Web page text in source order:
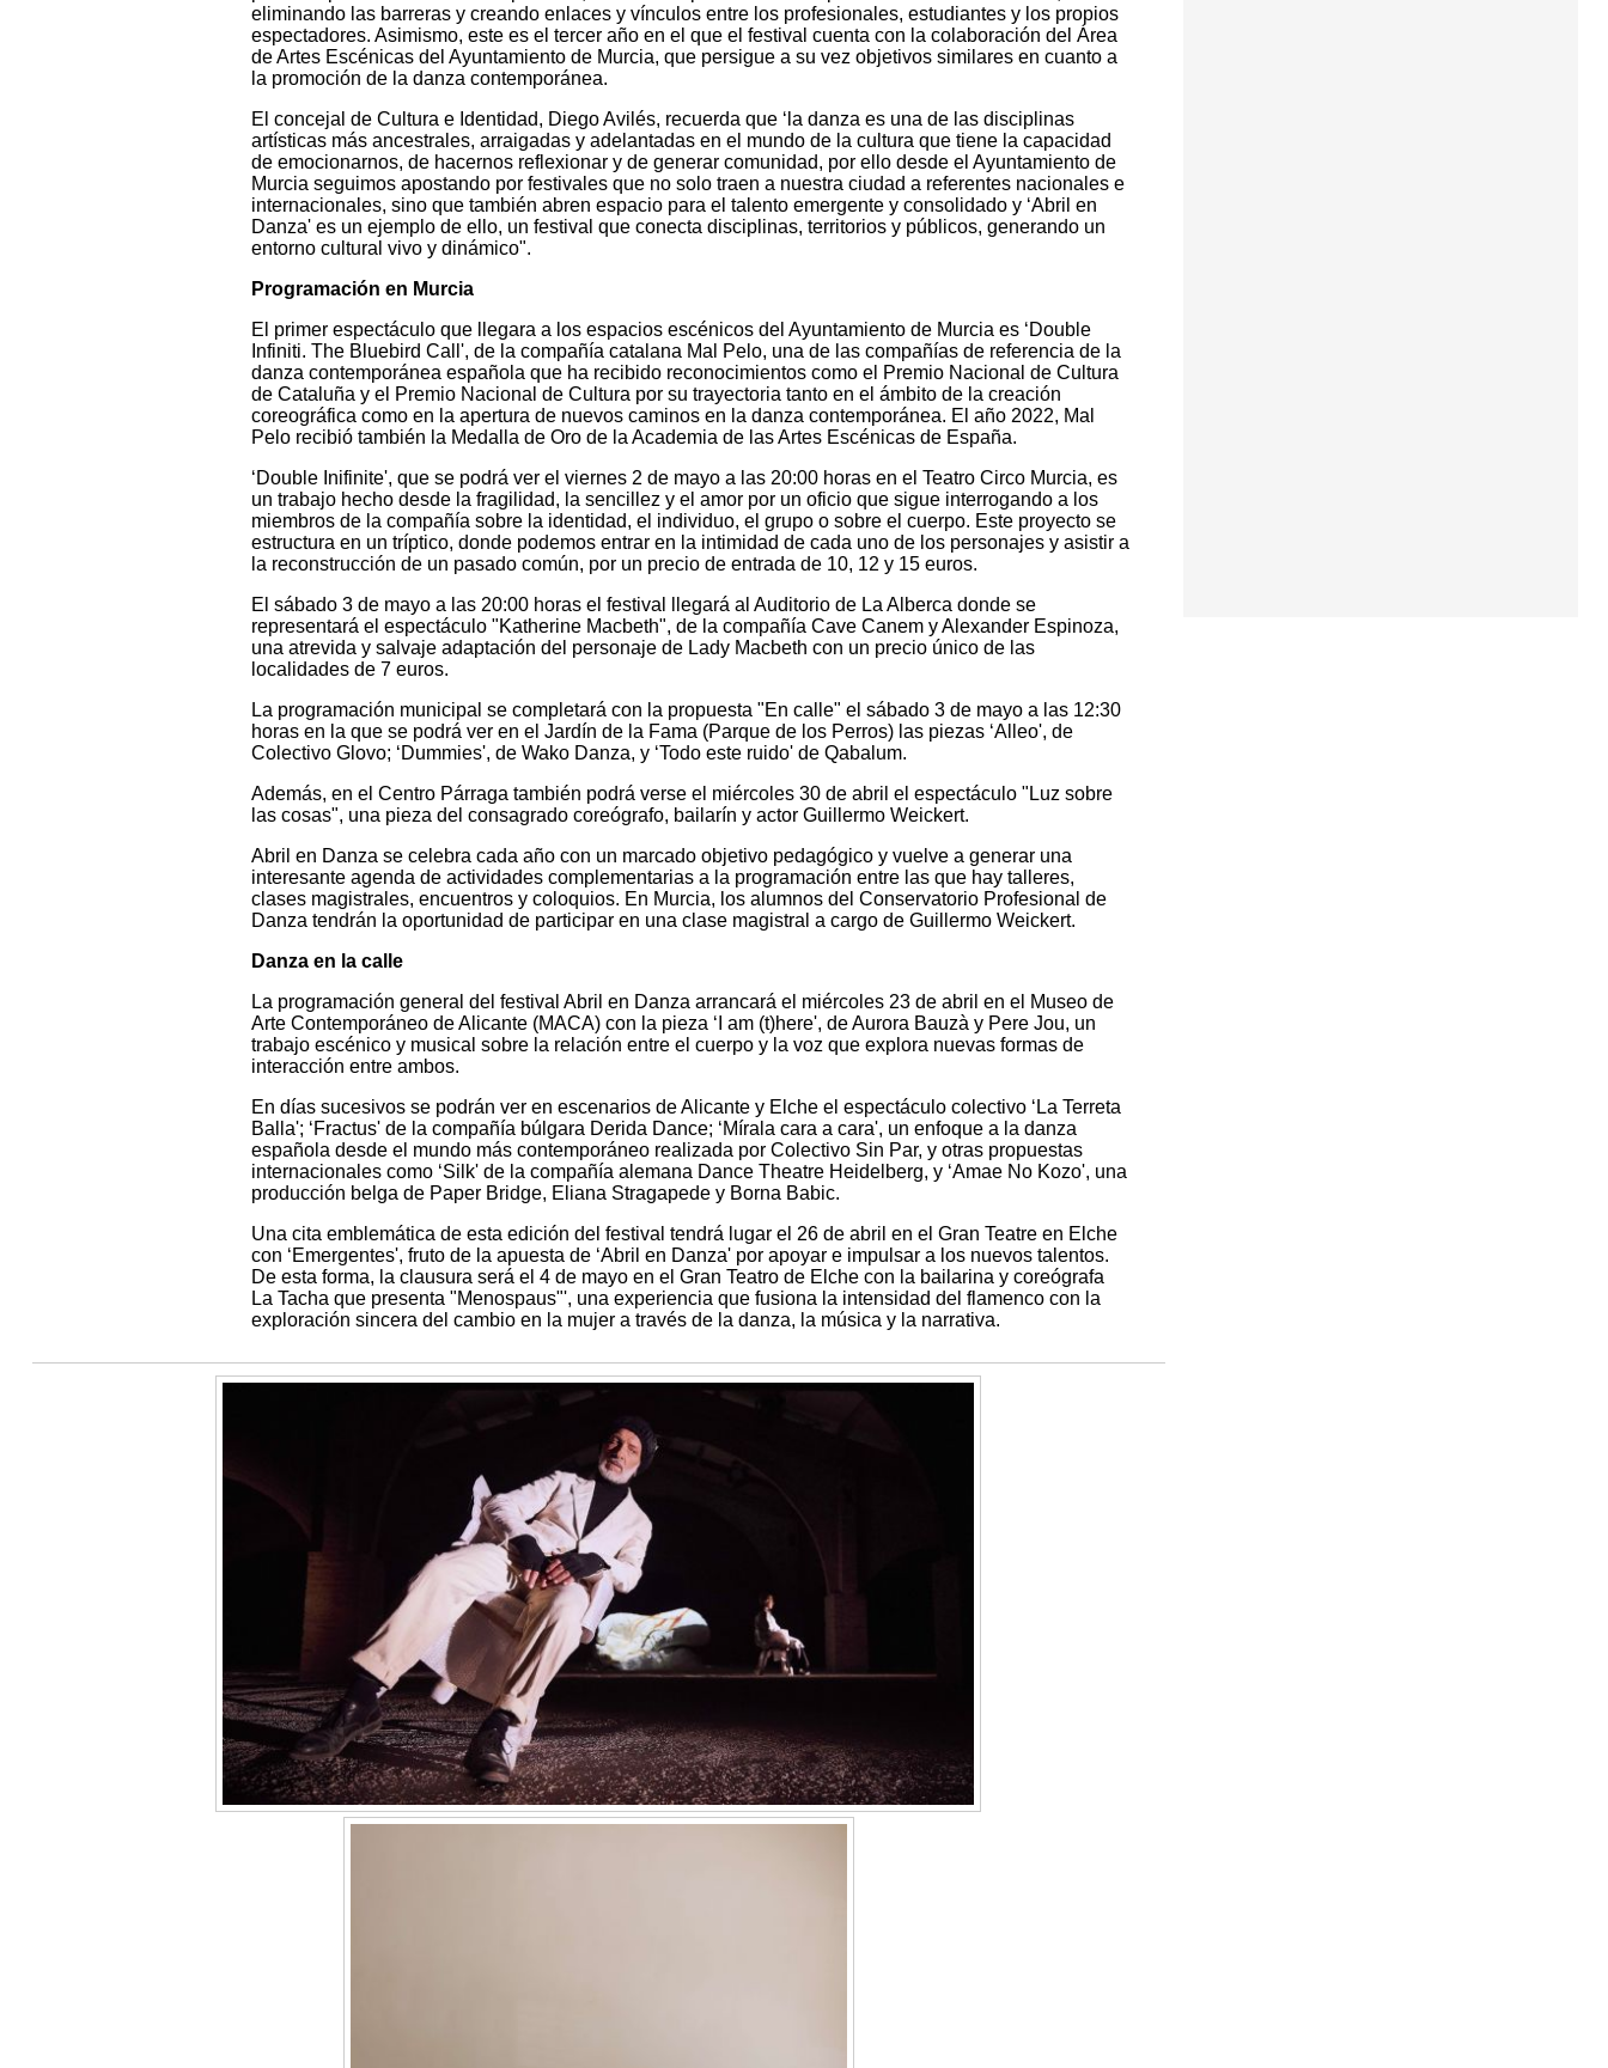
eliminando las barreras y creando enlaces y vínculos entre los profesionales, estudiantes y los propios
espectadores. Asimismo, este es el tercer año en el que el festival cuenta con la colaboración del Área
de Artes Escénicas del Ayuntamiento de Murcia, que persigue a su vez objetivos similares en cuanto a
la promoción de la danza contemporánea.
El concejal de Cultura e Identidad, Diego Avilés, recuerda que ‘la danza es una de las disciplinas
artísticas más ancestrales, arraigadas y adelantadas en el mundo de la cultura que tiene la capacidad
de emocionarnos, de hacernos reflexionar y de generar comunidad, por ello desde el Ayuntamiento de
Murcia seguimos apostando por festivales que no solo traen a nuestra ciudad a referentes nacionales e
internacionales, sino que también abren espacio para el talento emergente y consolidado y ‘Abril en
Danza' es un ejemplo de ello, un festival que conecta disciplinas, territorios y públicos, generando un
entorno cultural vivo y dinámico".
Programación en Murcia
El primer espectáculo que llegara a los espacios escénicos del Ayuntamiento de Murcia es ‘Double
Infiniti. The Bluebird Call', de la compañía catalana Mal Pelo, una de las compañías de referencia de la
danza contemporánea española que ha recibido reconocimientos como el Premio Nacional de Cultura
de Cataluña y el Premio Nacional de Cultura por su trayectoria tanto en el ámbito de la creación
coreográfica como en la apertura de nuevos caminos en la danza contemporánea. El año 2022, Mal
Pelo recibió también la Medalla de Oro de la Academia de las Artes Escénicas de España.
‘Double Inifinite', que se podrá ver el viernes 2 de mayo a las 20:00 horas en el Teatro Circo Murcia, es
un trabajo hecho desde la fragilidad, la sencillez y el amor por un oficio que sigue interrogando a los
miembros de la compañía sobre la identidad, el individuo, el grupo o sobre el cuerpo. Este proyecto se
estructura en un tríptico, donde podemos entrar en la intimidad de cada uno de los personajes y asistir a
la reconstrucción de un pasado común, por un precio de entrada de 10, 12 y 15 euros.
El sábado 3 de mayo a las 20:00 horas el festival llegará al Auditorio de La Alberca donde se
representará el espectáculo "Katherine Macbeth", de la compañía Cave Canem y Alexander Espinoza,
una atrevida y salvaje adaptación del personaje de Lady Macbeth con un precio único de las
localidades de 7 euros.
La programación municipal se completará con la propuesta "En calle" el sábado 3 de mayo a las 12:30
horas en la que se podrá ver en el Jardín de la Fama (Parque de los Perros) las piezas ‘Alleo', de
Colectivo Glovo; ‘Dummies', de Wako Danza, y ‘Todo este ruido' de Qabalum.
Además, en el Centro Párraga también podrá verse el miércoles 30 de abril el espectáculo "Luz sobre
las cosas", una pieza del consagrado coreógrafo, bailarín y actor Guillermo Weickert.
Abril en Danza se celebra cada año con un marcado objetivo pedagógico y vuelve a generar una
interesante agenda de actividades complementarias a la programación entre las que hay talleres,
clases magistrales, encuentros y coloquios. En Murcia, los alumnos del Conservatorio Profesional de
Danza tendrán la oportunidad de participar en una clase magistral a cargo de Guillermo Weickert.
Danza en la calle
La programación general del festival Abril en Danza arrancará el miércoles 23 de abril en el Museo de
Arte Contemporáneo de Alicante (MACA) con la pieza ‘I am (t)here', de Aurora Bauzà y Pere Jou, un
trabajo escénico y musical sobre la relación entre el cuerpo y la voz que explora nuevas formas de
interacción entre ambos.
En días sucesivos se podrán ver en escenarios de Alicante y Elche el espectáculo colectivo ‘La Terreta
Balla'; ‘Fractus' de la compañía búlgara Derida Dance; ‘Mírala cara a cara', un enfoque a la danza
española desde el mundo más contemporáneo realizada por Colectivo Sin Par, y otras propuestas
internacionales como ‘Silk' de la compañía alemana Dance Theatre Heidelberg, y ‘Amae No Kozo', una
producción belga de Paper Bridge, Eliana Stragapede y Borna Babic.
Una cita emblemática de esta edición del festival tendrá lugar el 26 de abril en el Gran Teatre en Elche
con ‘Emergentes', fruto de la apuesta de ‘Abril en Danza' por apoyar e impulsar a los nuevos talentos.
De esta forma, la clausura será el 4 de mayo en el Gran Teatro de Elche con la bailarina y coreógrafa
La Tacha que presenta "Menospaus"', una experiencia que fusiona la intensidad del flamenco con la
exploración sincera del cambio en la mujer a través de la danza, la música y la narrativa.